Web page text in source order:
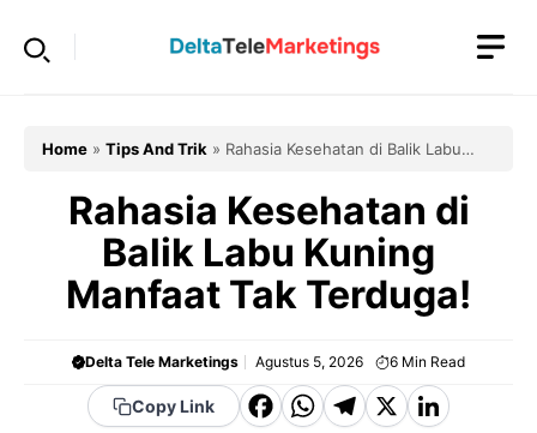
Home » Tips And Trik » Rahasia Kesehatan di Balik Labu
Rahasia Kesehatan di
Balik Labu Kuning
Manfaat Tak Terduga!
Delta Tele Marketings Agustus 5, 2026 6 Min Read
Copy Link
F WT X Li